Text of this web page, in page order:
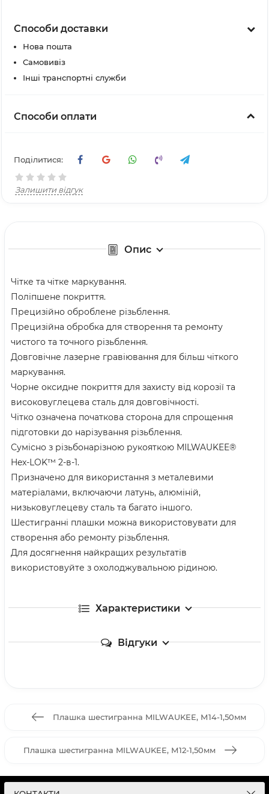
Способи доставки
Нова пошта
Самовивіз
Інші транспортні служби
Способи оплати
Поділитися:
Залишити відгук
Опис
Чітке та чітке маркування.
Поліпшене покриття.
Прецизійно оброблене різьблення.
Прецизійна обробка для створення та ремонту
чистого та точного різьблення.
Довговічне лазерне гравіювання для більш чіткого
маркування.
Чорне оксидне покриття для захисту від корозії та
високовуглецева сталь для довговічності.
Чітко означена початкова сторона для спрощення
підготовки до нарізування різьблення.
Сумісно з різьбонарізною рукояткою MILWAUKEE®
Hex-LOK™ 2-в-1.
Призначено для використання з металевими
матеріалами, включаючи латунь, алюміній,
низьковуглецеву сталь та багато іншого.
Шестигранні плашки можна використовувати для
створення або ремонту різьблення.
Для досягнення найкращих результатів
використовуйте з охолоджувальною рідиною.
Характеристики
Відгуки
Плашка шестигранна MILWAUKEE, М14-1,50мм
Плашка шестигранна MILWAUKEE, М12-1,50мм